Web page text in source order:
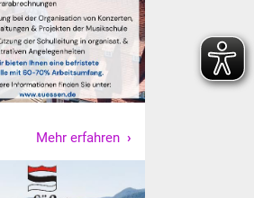
Baugrundstücke
Wirtschaft
Haushalt & Infos
Wirtschaftsförderung
Mehr erfahren